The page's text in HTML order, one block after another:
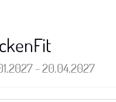
- 20.04.2027